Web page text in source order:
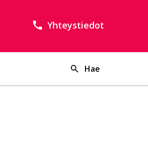
Yhteystiedot
Hae